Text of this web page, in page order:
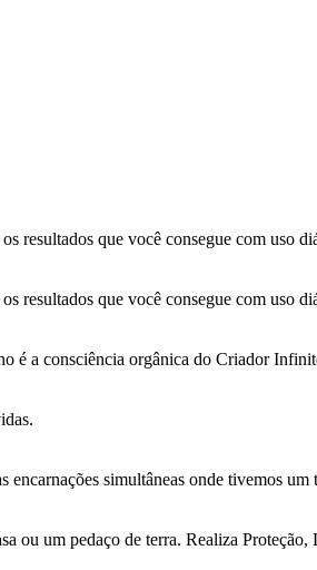
resultados que você consegue com uso
resultados que você consegue com uso
é a consciência orgânica do Criador
simultâneas onde tivemos
ou um pedaço de terra. Realiza